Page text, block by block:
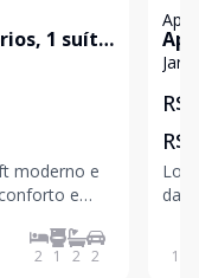
1 suíte
-
moderno e
e
inspirado
2 1 2 2
R$
R$
das
131